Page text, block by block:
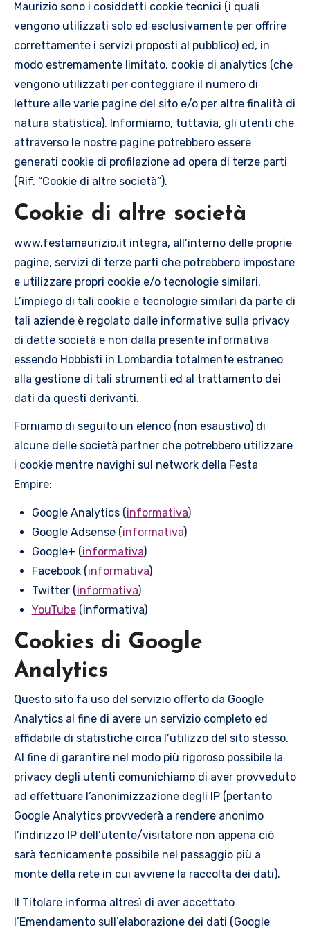
Maurizio sono i cosiddetti cookie tecnici (i quali
vengono utilizzati solo ed esclusivamente per offrire
correttamente i servizi proposti al pubblico) ed, in
modo estremamente limitato, cookie di analytics (che
vengono utilizzati per conteggiare il numero di
letture alle varie pagine del sito e/o per altre finalità di
natura statistica). Informiamo, tuttavia, gli utenti che
attraverso le nostre pagine potrebbero essere
generati cookie di profilazione ad opera di terze parti
(Rif. “Cookie di altre società”).
Cookie di altre società
www.festamaurizio.it integra, all’interno delle proprie
pagine, servizi di terze parti che potrebbero impostare
e utilizzare propri cookie e/o tecnologie similari.
L’impiego di tali cookie e tecnologie similari da parte di
tali aziende è regolato dalle informative sulla privacy
di dette società e non dalla presente informativa
essendo Hobbisti in Lombardia totalmente estraneo
alla gestione di tali strumenti ed al trattamento dei
dati da questi derivanti.
Forniamo di seguito un elenco (non esaustivo) di
alcune delle società partner che potrebbero utilizzare
i cookie mentre navighi sul network della Festa
Empire:
Google Analytics (informativa)
Google Adsense (informativa)
Google+ (informativa)
Facebook (informativa)
Twitter (informativa)
YouTube(informativa)
Cookies di Google
Analytics
Questo sito fa uso del servizio offerto da Google
Analytics al fine di avere un servizio completo ed
affidabile di statistiche circa l’utilizzo del sito stesso.
Al fine di garantire nel modo più rigoroso possibile la
privacy degli utenti comunichiamo di aver provveduto
ad effettuare l’anonimizzazione degli IP (pertanto
Google Analytics provvederà a rendere anonimo
l’indirizzo IP dell’utente/visitatore non appena ciò
sarà tecnicamente possibile nel passaggio più a
monte della rete in cui avviene la raccolta dei dati).
Il Titolare informa altresì di aver accettato
l’Emendamento sull’elaborazione dei dati (Google